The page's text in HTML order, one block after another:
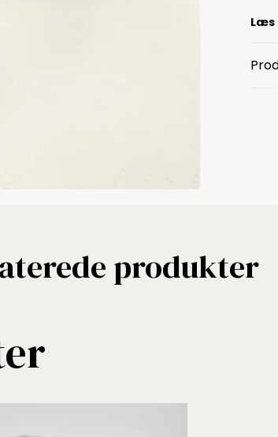
Læs
produkter